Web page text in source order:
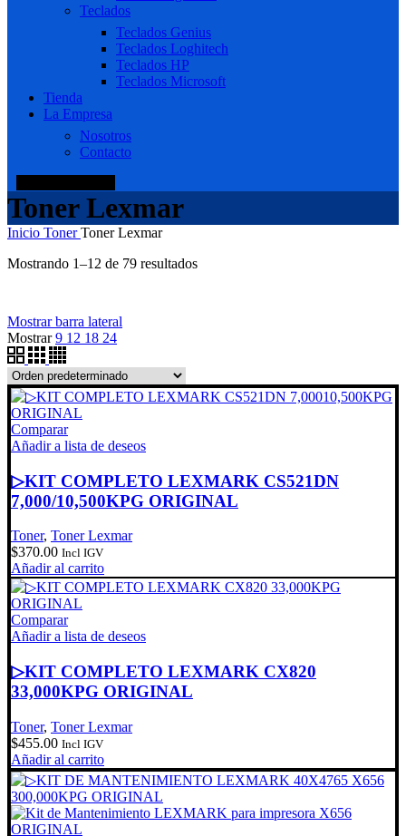
Teclados
Teclados Genius
Teclados Loghitech
Teclados HP
Teclados Microsoft
Tienda
La Empresa
Nosotros
Contacto
Toner Lexmar
Inicio TonerToner Lexmar
Mostrando 1–12 de 79 resultados
Mostrar barra lateral
Mostrar9 12 18 24
Comparar
Añadir a lista de deseos
▷KIT COMPLETO LEXMARK CS521DN
7,000/10,500KPG ORIGINAL
Toner, Toner Lexmar
$370.00 Incl IGV
Añadir al carrito
Comparar
Añadir a lista de deseos
▷KIT COMPLETO LEXMARK CX820
33,000KPG ORIGINAL
Toner, Toner Lexmar
$455.00 Incl IGV
Añadir al carrito